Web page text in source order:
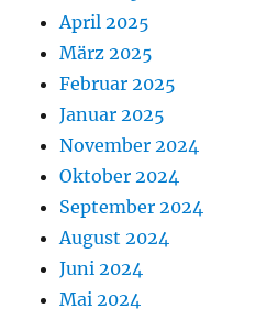
April 2025
März 2025
Februar 2025
Januar 2025
November 2024
Oktober 2024
September 2024
August 2024
Juni 2024
Mai 2024